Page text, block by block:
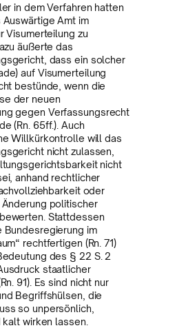
in dem Verfahren hatten
Amt im
Visumerteilung zu
äußerte das
dass ein solcher
auf Visumerteilung
bestünde, wenn die
der neuen
gegen Verfassungsrecht
(Rn. 65ff.). Auch
Willkürkontrolle will das
nicht zulassen,
nicht
anhand rechtlicher
oder
Änderung politischer
Stattdessen
Bundesregierung im
rechtfertigen (Rn. 71)
des § 22 S. 2
staatlicher
91). Es sind nicht nur
Begriffshülsen, die
so unpersönlich,
wirken lassen.